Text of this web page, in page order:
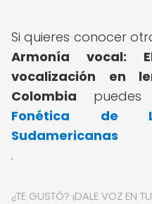
Si quieres conocer
Armonía vocal:
vocalización en
Colombia puedes
Fonética de
Sudamericanas
.
¿TE GUSTÓ? ¡DALE VOZ EN